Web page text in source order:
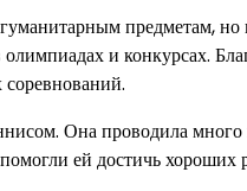
предметам,
и конкурсах.
Она проводила
ей достичь хороших